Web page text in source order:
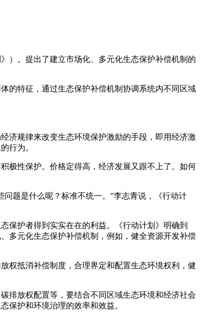
）。提出了建立市场化、多元化生态保护补偿机制的
的特征，通过生态保护补偿机制协调系统内不同区域
济规律来改变生态环境保护激励的手段，即用经济激
行为。
极性保护。价格定得高，经济发展又跟不上了。如何
题是什么呢？标准不统一。”李志青说，《行动计
保护者得到实实在在的利益。《行动计划》明确到
多元化生态保护补偿机制，例如，健全资源开发补偿
权抵消补偿制度，合理界定和配置生态环境权利，健
排放权配置等，要结合不同区域生态环境和经济社会
保护和环境治理的效率和效益。